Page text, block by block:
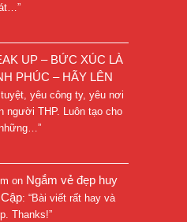
”
UP – BỨC XÚC LÀ
PHÚC – HÃY LÊN
yêu công ty, yêu nơi
người THP. Luôn tạo cho
”
on Ngắm vẻ đẹp huy
: “Bài viết rất hay và
Thanks!”